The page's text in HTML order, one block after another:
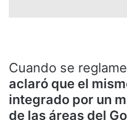
Cuando se
aclaró que el
integrado por un
de las áreas del